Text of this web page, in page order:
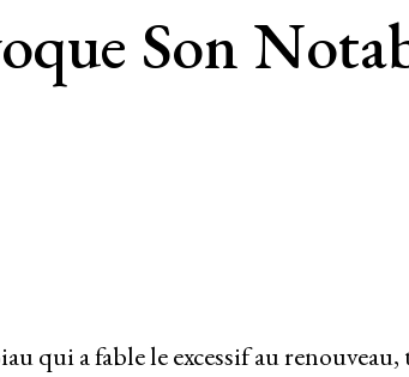
Son
qui a fable le excessif au renouveau,